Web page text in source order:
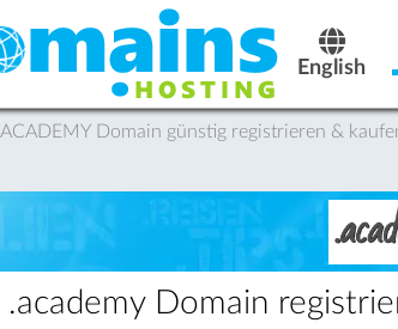
English
.ACADEMY Domain günstig registrieren &
.academy Domain